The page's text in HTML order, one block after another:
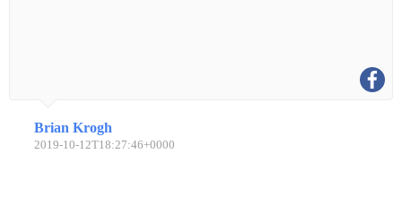
Brian Krogh
2019-10-12T18:27:46+0000